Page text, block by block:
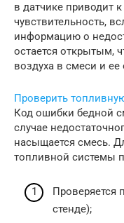
в датчике приводит
чувствительность,
информацию о
остается открытым,
воздуха в смеси и
Проверить
Код ошибки бедной
случае
насыщается смесь.
топливной системы
Проверяется
стенде);